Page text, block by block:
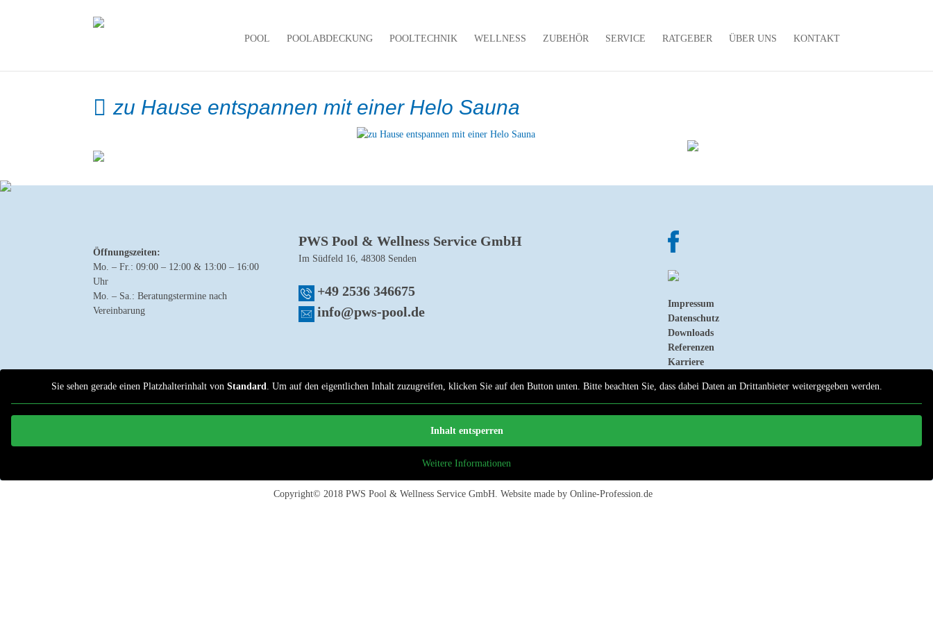
POOL POOLABDECKUNG POOLTECHNIK WELLNESS ZUBEHÖR SERVICE RATGEBER ÜBER UNS KONTAKT
zu Hause entspannen mit einer Helo Sauna
Öffnungszeiten:
Mo. – Fr.: 09:00 – 12:00 & 13:00 – 16:00
Uhr
Mo. – Sa.: Beratungstermine nach
Vereinbarung
PWS Pool & Wellness Service GmbH
Im Südfeld 16, 48308 Senden
+49 2536 346675
info@pws-pool.de
Impressum
Datenschutz
Downloads
Referenzen
Karriere
Sie sehen gerade einen Platzhalterinhalt von Standard . Um auf den eigentlichen Inhalt zuzugreifen, klicken Sie auf den Button unten. Bitte beachten Sie, dass dabei Daten an Drittanbieter weitergegeben werden.
Inhalt entsperren
Weitere Informationen
Copyright© 2018 PWS Pool & Wellness Service GmbH. Website made by Online-Profession.de